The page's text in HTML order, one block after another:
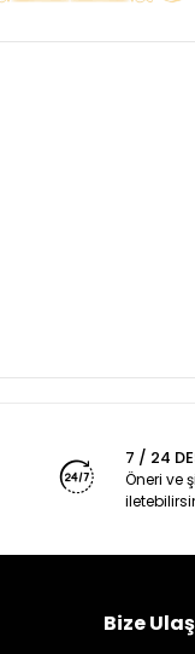
7 / 24
Öneri ve
Bize